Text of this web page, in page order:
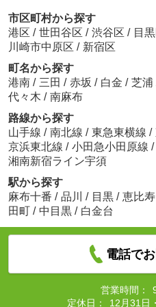
市区町村から探す
港区 / 世田谷区 / 渋谷区 / 目
川崎市中原区 / 新宿区
町名から探す
港南 / 三田 / 赤坂 / 白金 / 芝浦
代々木 / 南麻布
路線から探す
山手線 / 南北線 / 東急東横線 /
京浜東北線 / 小田急小田原線 /
湘南新宿ライン宇須
駅から探す
麻布十番 / 品川 / 目黒 / 恵比寿
田町 / 中目黒 / 白金台
電話で
営業時間：
定休日：
12月31日